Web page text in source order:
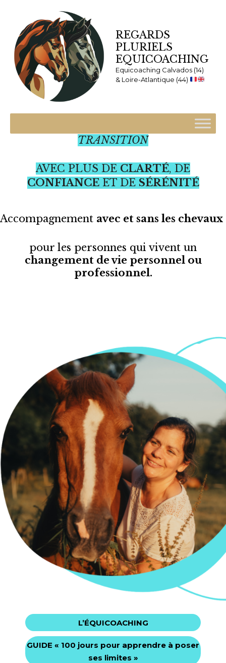
REGARDS
PLURIELS
EQUICOACHING
Equicoaching Calvados (14)
& Loire-Atlantique (44)
TRAVERSER UNE PÉRIODE DE
TRANSITION
AVEC PLUS DE CLARTÉ, DE
CONFIANCEET DE SÉRÉNITÉ
Accompagnement avec et sans les chevaux
pour les personnes qui vivent un
changement de vie personnel ou
professionnel.
L’ÉQUICOACHING
GUIDE « 100 jours pour apprendre à poser
ses limites »